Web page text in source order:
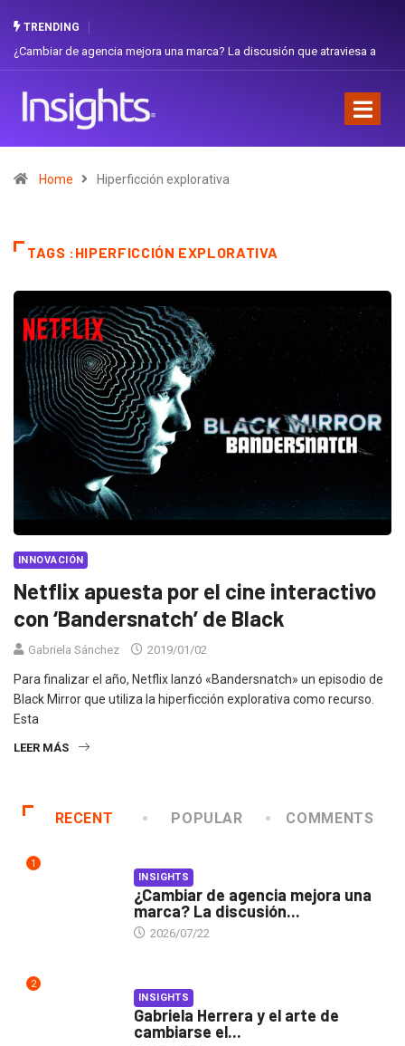
TRENDING
¿Cambiar de agencia mejora una marca? La discusión que atraviesa a
Home Hiperficción explorativa
TAGS :HIPERFICCIÓN EXPLORATIVA
INNOVACIÓN
Netflix apuesta por el cine interactivo
con ‘Bandersnatch’ de Black
Gabriela Sánchez 2019/01/02
Para finalizar el año, Netflix lanzó «Bandersnatch» un episodio de
Black Mirror que utiliza la hiperficción explorativa como recurso.
Esta
LEER MÁS
RECENT POPULAR COMMENTS
1
INSIGHTS
¿Cambiar de agencia mejora una
marca? La discusión...
2026/07/22
2
INSIGHTS
Gabriela Herrera y el arte de
cambiarse el...